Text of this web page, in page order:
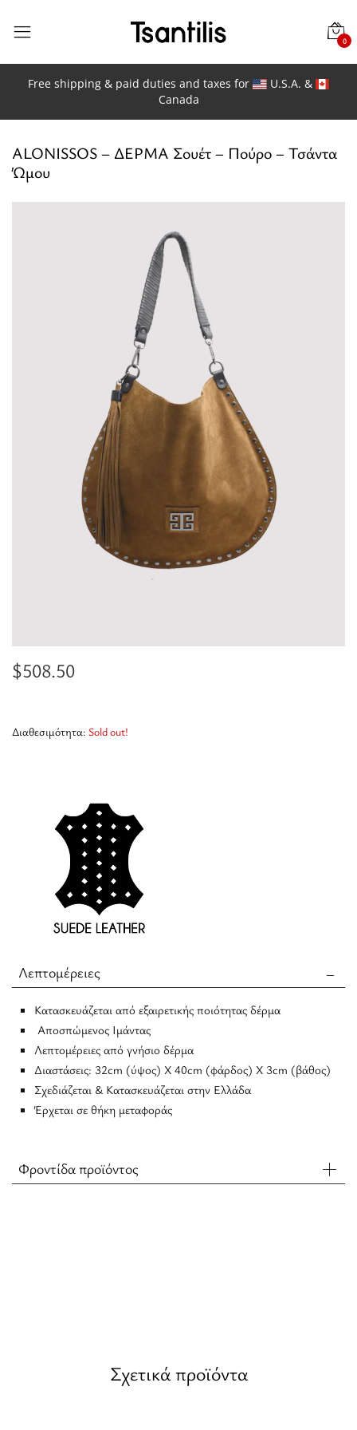
0
Free shipping & paid duties and taxes for
U.S.A. &
Canada
ALONISSOS – ΔΕΡΜΑ Σουέτ – Πούρο – Τσάντα
Ώμου
$508.50
Διαθεσιμότητα: Sold out!
Λεπτομέρειες
Κατασκευάζεται από εξαιρετικής ποιότητας δέρμα
Aποσπώμενος Ιμάντας
Λεπτομέρειες από γνήσιο δέρμα
Διαστάσεις: 32cm (ύψος) Χ 40cm (φάρδος) Χ 3cm (βάθος)
Σχεδιάζεται & Κατασκευάζεται στην Ελλάδα
Έρχεται σε θήκη μεταφοράς
Φροντίδα προϊόντος
Σχετικά προϊόντα